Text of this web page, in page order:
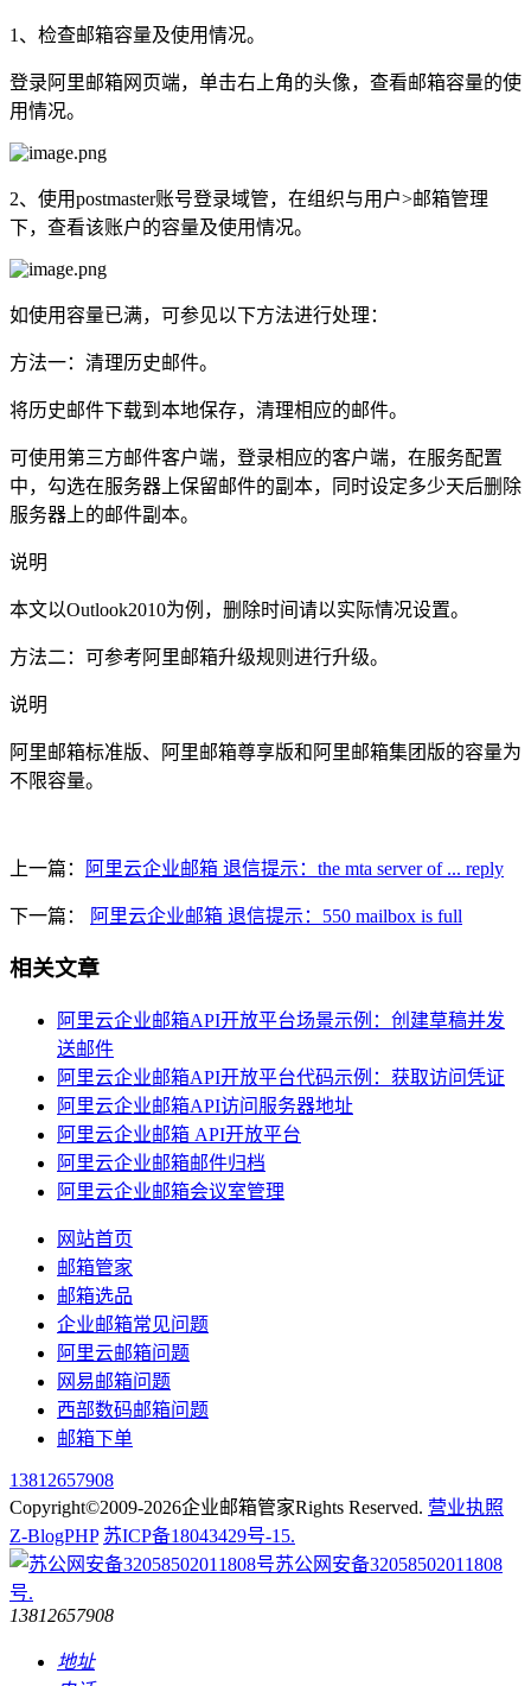
1、检查邮箱容量及使用情况。
登录阿里邮箱网页端，单击右上角的头像，查看邮箱容量的使
用情况。
2、使用postmaster账号登录域管，在组织与用户>邮箱管理
下，查看该账户的容量及使用情况。
如使用容量已满，可参见以下方法进行处理：
方法一：清理历史邮件。
将历史邮件下载到本地保存，清理相应的邮件。
可使用第三方邮件客户端，登录相应的客户端，在服务配置
中，勾选在服务器上保留邮件的副本，同时设定多少天后删除
服务器上的邮件副本。
说明
本文以Outlook2010为例，删除时间请以实际情况设置。
方法二：可参考阿里邮箱升级规则进行升级。
说明
阿里邮箱标准版、阿里邮箱尊享版和阿里邮箱集团版的容量为
不限容量。
上一篇： 阿里云企业邮箱 退信提示：the mta server of ... reply
下一篇： 阿里云企业邮箱 退信提示：550 mailbox is full
相关文章
阿里云企业邮箱API开放平台场景示例：创建草稿并发
送邮件
阿里云企业邮箱API开放平台代码示例：获取访问凭证
阿里云企业邮箱API访问服务器地址
阿里云企业邮箱 API开放平台
阿里云企业邮箱邮件归档
阿里云企业邮箱会议室管理
网站首页
邮箱管家
邮箱选品
企业邮箱常见问题
阿里云邮箱问题
网易邮箱问题
西部数码邮箱问题
邮箱下单
13812657908
Copyright©2009-2026企业邮箱管家Rights Reserved. 营业执照
Z-BlogPHP 苏ICP备18043429号-15.
苏公网安备32058502011808
号.
13812657908
地址